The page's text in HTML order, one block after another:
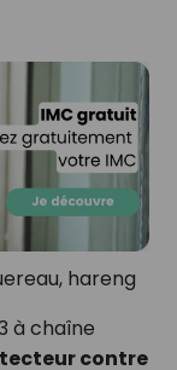
hareng
à chaîne
contre